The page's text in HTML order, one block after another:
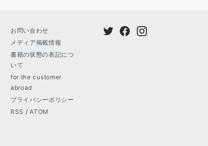
お問い合わせ
メディア掲載情報
書籍の状態の表記につ
いて
for the customer
abroad
プライバシーポリシー
RSS /ATOM